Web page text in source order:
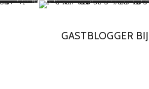
GASTBLOGGER BIJ